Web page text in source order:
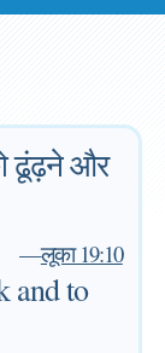
ढूंढ़ने और
—लूका 19:10
and to